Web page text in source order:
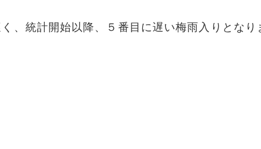
、統計開始以降、５番目に遅い梅雨入りとなり